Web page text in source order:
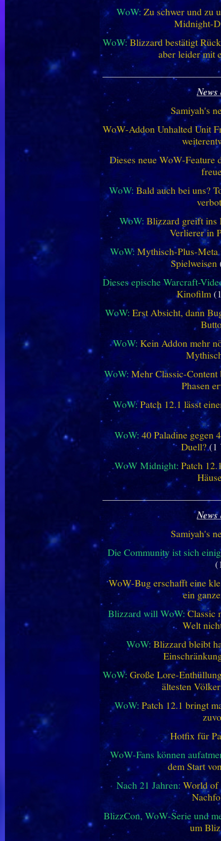
WoW: Zu schwer und zu
Midnight-
WoW:Blizzard bestätigt
aber leider mit
Samiyah's
WoW-Addon Unhalted Unit
Dieses neue WoW-
WoW: Bald auch bei uns?
WoW: Blizzard greift ins
Verlierer in
WoW:Mythisch-Plus-Meta
Spielweisen
Dieses epische Warcraft-
Kinofilm
WoW: Erst Absicht, dann
WoW: Kein Addon mehr
WoW: Mehr Classic-
Phasen
WoW:Patch 12.1 lässt
WoW: 40 Paladine gegen
Duell?(1
WoW Midnight: Patch
Samiyah's
Die Community ist sich
WoW-Bug erschafft eine
ein
Blizzard will WoW: Classic
Welt
WoW: Blizzard bleibt
WoW: Große Lore-
ältesten
WoW: Patch 12.1 bringt
Hotfix für
WoW-Fans können
dem Start
Nach 21 Jahren: World of
BlizzCon, WoW-Serie und
um